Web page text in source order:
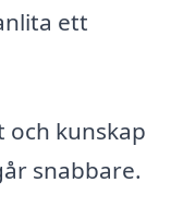
ett
och kunskap
snabbare.